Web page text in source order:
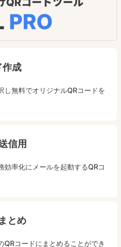
作成
し無料でオリジナルQRコードを
信用
効率化にメールを起動するQRコ
とめ
QRコードにまとめることができ